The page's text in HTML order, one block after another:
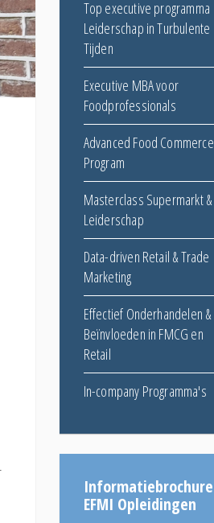
Top executive programma
Leiderschap in Turbulente
Tijden
Executive MBA voor
Foodprofessionals
Advanced Food Commerce
Program
Masterclass Supermarkt &
Leiderschap
Data-driven Retail & Trade
Marketing
Effectief Onderhandelen &
Beïnvloeden in FMCG en
Retail
In-company Programma's
Informatiebrochure
EFMI Opleidingen